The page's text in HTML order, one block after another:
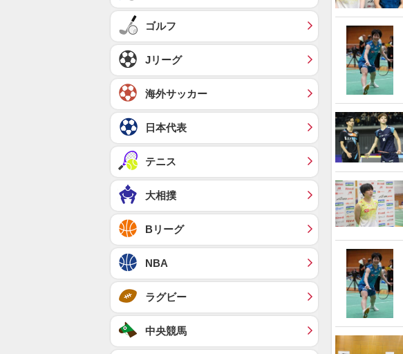
ゴルフ
Jリーグ
海外サッカー
日本代表
テニス
大相撲
Bリーグ
NBA
ラグビー
中央競馬